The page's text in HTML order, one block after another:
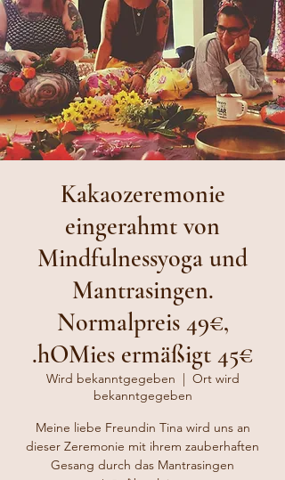
Kakaozeremonie
eingerahmt von
Mindfulnessyoga und
Mantrasingen.
Normalpreis 49€,
hOMies ermäßigt 45€.
Wird bekanntgegeben
  |
Ort wird
bekanntgegeben
Meine liebe Freundin Tina wird uns an
dieser Zeremonie mit ihrem zauberhaften
Gesang durch das Mantrasingen